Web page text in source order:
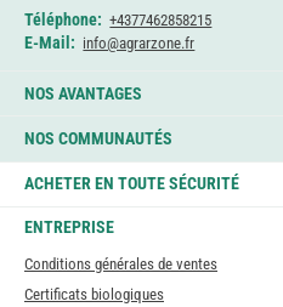
Téléphone: +4377462858215
E-Mail: info@agrarzone.fr
NOS AVANTAGES
NOS COMMUNAUTÉS
ACHETER EN TOUTE SÉCURITÉ
ENTREPRISE
Conditions générales de ventes
Certificats biologiques